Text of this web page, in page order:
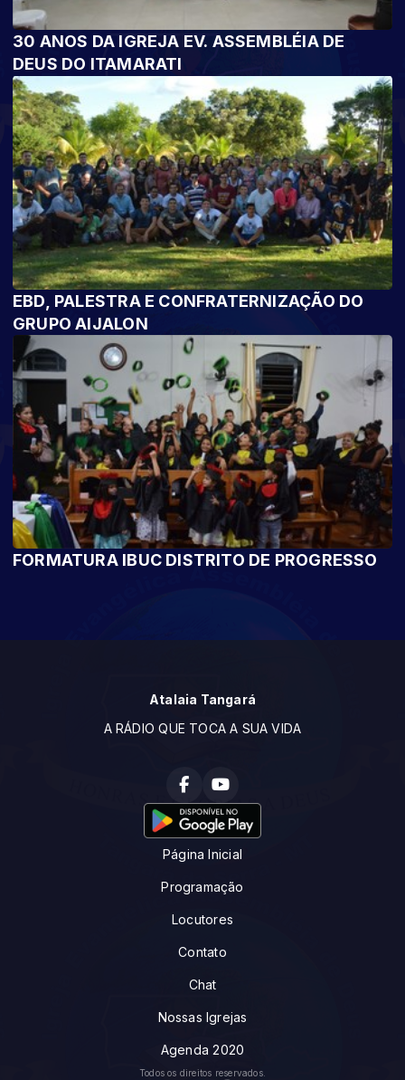
30 ANOS DA IGREJA EV. ASSEMBLÉIA DE
DEUS DO ITAMARATI
EBD, PALESTRA E CONFRATERNIZAÇÃO DO
GRUPO AIJALON
FORMATURA IBUC DISTRITO DE PROGRESSO
Atalaia Tangará
A RÁDIO QUE TOCA A SUA VIDA
Página Inicial
Programação
Locutores
Contato
Chat
Nossas Igrejas
Agenda 2020
Todos os direitos reservados.